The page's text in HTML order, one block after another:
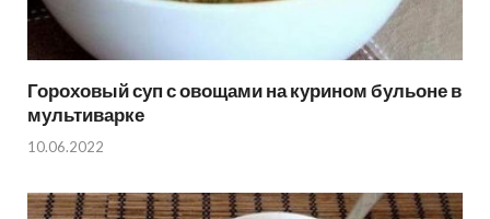
Гороховый суп с овощами на курином бульоне в
мультиварке
10.06.2022